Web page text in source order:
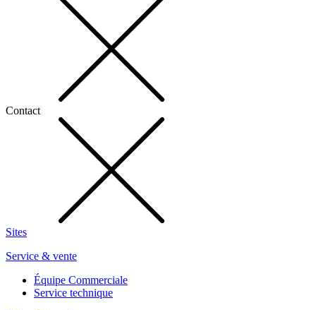
Contact
Sites
Service & vente
Équipe Commerciale
Service technique